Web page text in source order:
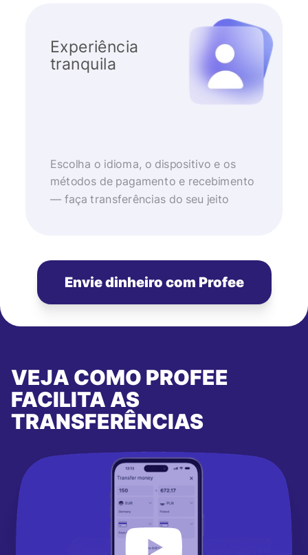
Experiência
tranquila
Escolha o idioma, o dispositivo e os
métodos de pagamento e recebimento
— faça transferências do seu jeito
Envie dinheiro com Profee
VEJA COMO PROFEE
FACILITA AS
TRANSFERÊNCIAS